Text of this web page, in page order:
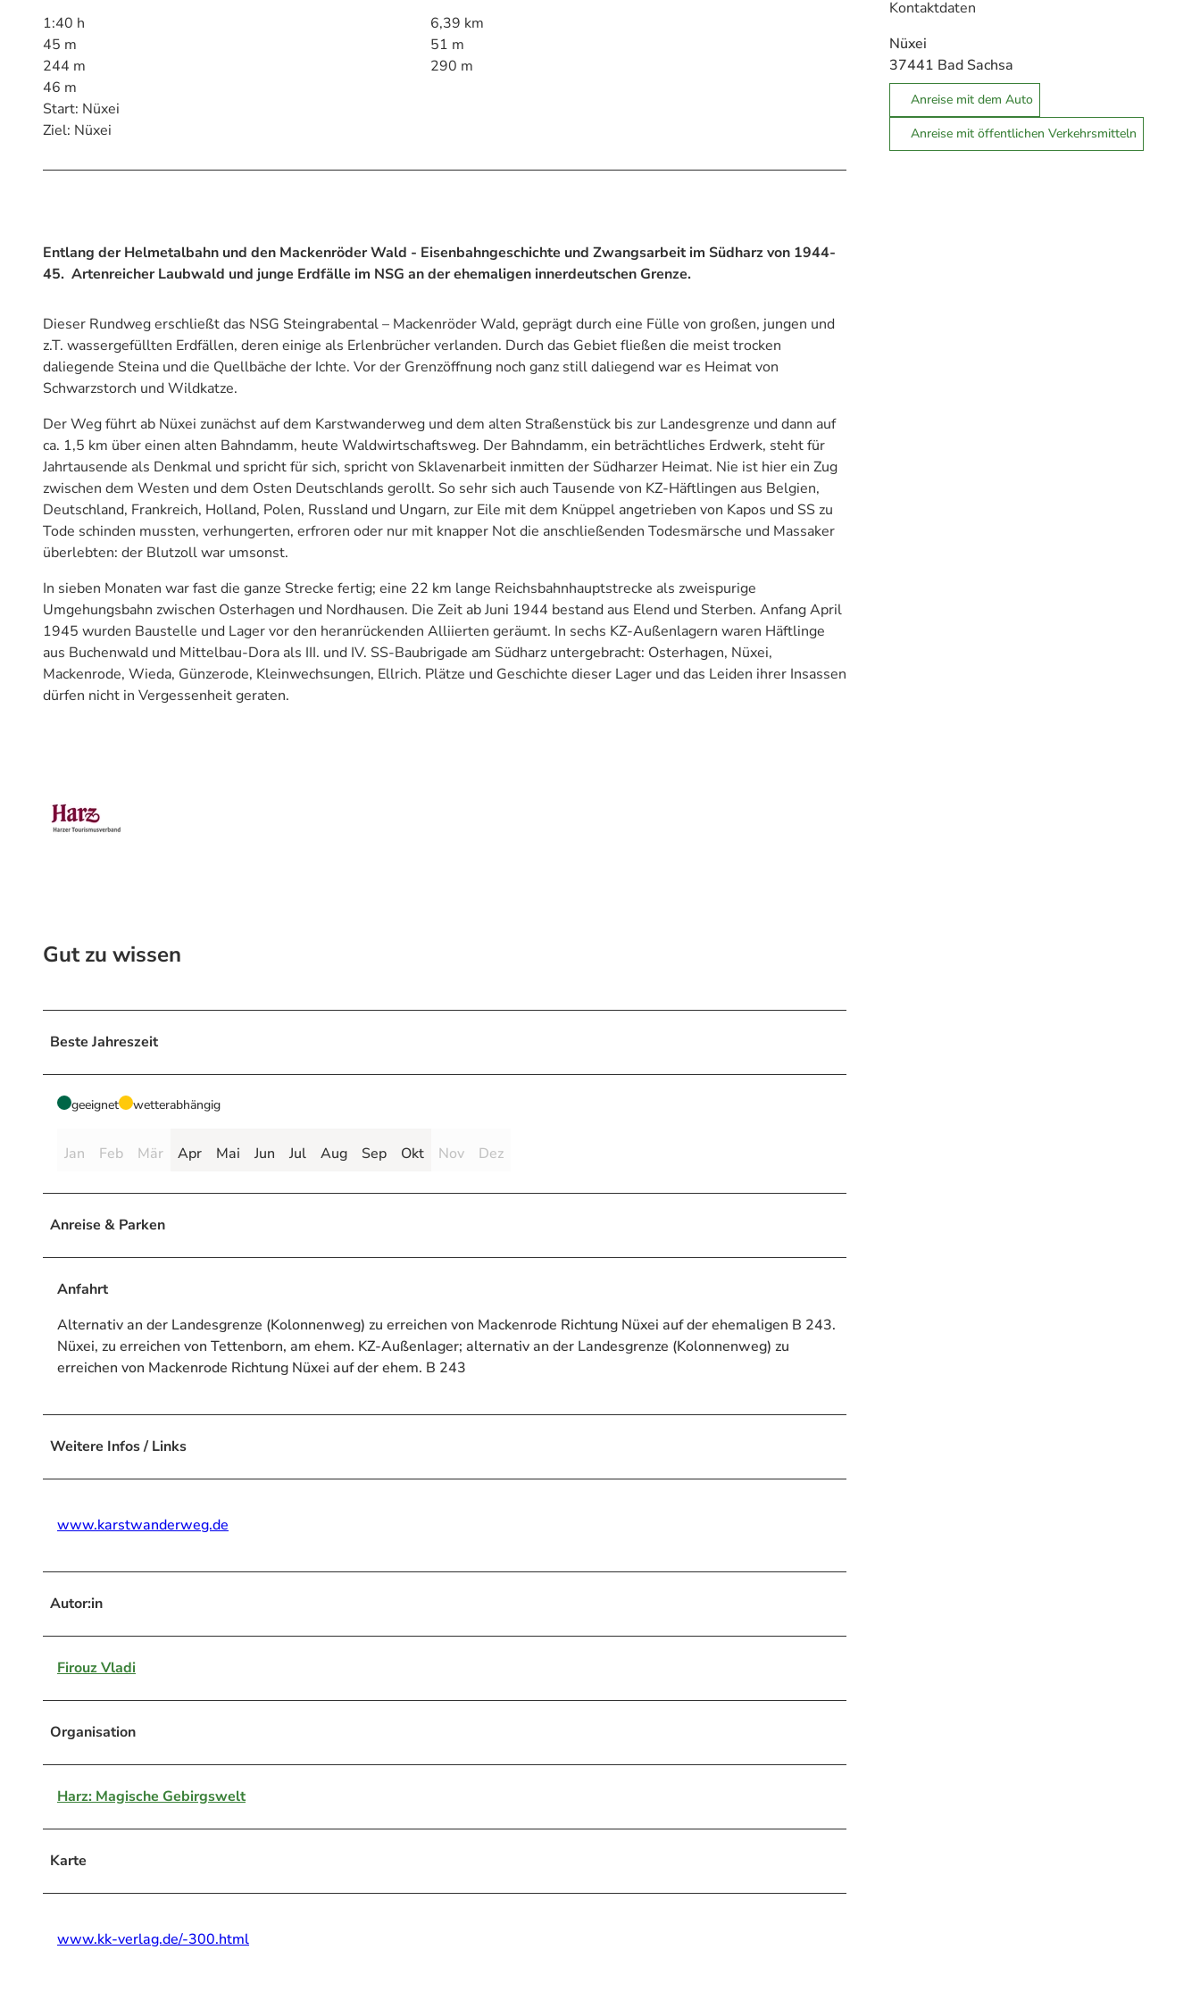
1:40 h
6,39 km
45 m
51 m
244 m
290 m
46 m
Start: Nüxei
Ziel: Nüxei
Entlang der Helmetalbahn und den Mackenröder Wald - Eisenbahngeschichte und Zwangsarbeit im Südharz von 1944-
45. Artenreicher Laubwald und junge Erdfälle im NSG an der ehemaligen innerdeutschen Grenze.
Dieser Rundweg erschließt das NSG Steingrabental – Mackenröder Wald, geprägt durch eine Fülle von großen, jungen und
z.T. wassergefüllten Erdfällen, deren einige als Erlenbrücher verlanden. Durch das Gebiet fließen die meist trocken
daliegende Steina und die Quellbäche der Ichte. Vor der Grenzöffnung noch ganz still daliegend war es Heimat von
Schwarzstorch und Wildkatze.
Der Weg führt ab Nüxei zunächst auf dem Karstwanderweg und dem alten Straßenstück bis zur Landesgrenze und dann auf
ca. 1,5 km über einen alten Bahndamm, heute Waldwirtschaftsweg. Der Bahndamm, ein beträchtliches Erdwerk, steht für
Jahrtausende als Denkmal und spricht für sich, spricht von Sklavenarbeit inmitten der Südharzer Heimat. Nie ist hier ein Zug
zwischen dem Westen und dem Osten Deutschlands gerollt. So sehr sich auch Tausende von KZ-Häftlingen aus Belgien,
Deutschland, Frankreich, Holland, Polen, Russland und Ungarn, zur Eile mit dem Knüppel angetrieben von Kapos und SS zu
Tode schinden mussten, verhungerten, erfroren oder nur mit knapper Not die anschließenden Todesmärsche und Massaker
überlebten: der Blutzoll war umsonst.
In sieben Monaten war fast die ganze Strecke fertig; eine 22 km lange Reichsbahnhauptstrecke als zweispurige
Umgehungsbahn zwischen Osterhagen und Nordhausen. Die Zeit ab Juni 1944 bestand aus Elend und Sterben. Anfang April
1945 wurden Baustelle und Lager vor den heranrückenden Alliierten geräumt. In sechs KZ-Außenlagern waren Häftlinge
aus Buchenwald und Mittelbau-Dora als III. und IV. SS-Baubrigade am Südharz untergebracht: Osterhagen, Nüxei,
Mackenrode, Wieda, Günzerode, Kleinwechsungen, Ellrich. Plätze und Geschichte dieser Lager und das Leiden ihrer Insassen
dürfen nicht in Vergessenheit geraten.
Gut zu wissen
Beste Jahreszeit
geeignet wetterabhängig
Jan Feb Mär Apr Mai Jun Jul Aug Sep Okt Nov Dez
Anreise & Parken
Anfahrt
Alternativ an der Landesgrenze (Kolonnenweg) zu erreichen von Mackenrode Richtung Nüxei auf der ehemaligen B 243.
Nüxei, zu erreichen von Tettenborn, am ehem. KZ-Außenlager; alternativ an der Landesgrenze (Kolonnenweg) zu
erreichen von Mackenrode Richtung Nüxei auf der ehem. B 243
Weitere Infos / Links
www.karstwanderweg.de
Autor:in
Firouz Vladi
Organisation
Harz: Magische Gebirgswelt
Karte
www.kk-verlag.de/-300.html
Kontaktdaten
Nüxei
37441 Bad Sachsa
Anreise mit dem Auto
Anreise mit öffentlichen Verkehrsmitteln